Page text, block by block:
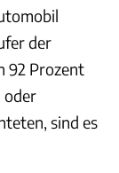
der
92 Prozent
oder
sind es